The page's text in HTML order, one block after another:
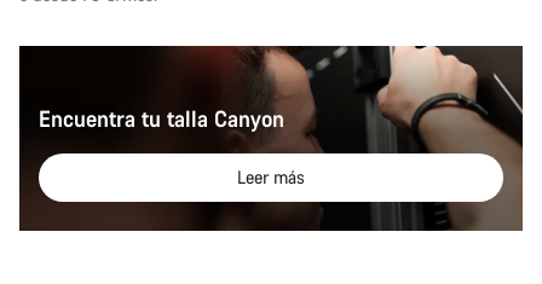
Encuentra tu talla Canyon
Leer más